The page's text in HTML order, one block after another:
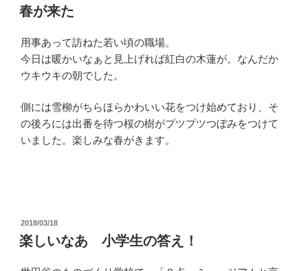
稿
日:
春が来た
用事あって訪ねた若い頃の職場。
今日は暖かいなぁと見上げれば紅白の木蓮が。なんだか
ウキウキの朝でした。
側には雪柳がちらほらかわいい花をつけ始めており、そ
の後ろには出番を待つ桜の樹がプツプツつぼみをつけて
いました。楽しみな春がきます。
投
稿
日:
2018/03/18
楽しいなあ 小学生の答え！